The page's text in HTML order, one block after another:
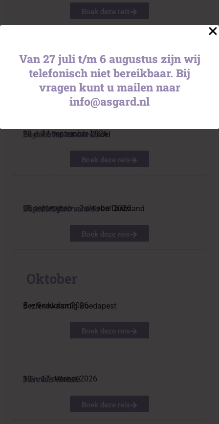
Van 27 juli t/m 6 augustus zijn wij
telefonisch niet bereikbaar. Bij
vragen kunt u mailen naar
info@asgard.nl
Boek deze reis
15 – 20 september 2026
De Duitse Oostzeekust
Deze reis is: vol!
Boek deze reis
22 – 24 september 2026
En dat alles aan de IJssel
Gegarandeerd vertrek!
Boek deze reis
28 september – 2 oktober 2026
Harz: het groene hart van Duitsland
Gegarandeerd vertrek!
Boek deze reis
Oktober
5 – 9 oktober 2026
Bezienswaardig Boedapest
Boek deze reis
13 – 17 oktober 2026
Biënnale Venetië
Deze reis is: vol!
Boek deze reis